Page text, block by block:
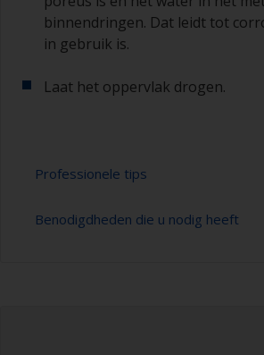
binnendringen. Dat leidt tot
in gebruik is.
Laat het oppervlak drogen.
Professionele tips
Bij het ontvetten met
Benodigdheden die u nodig heeft